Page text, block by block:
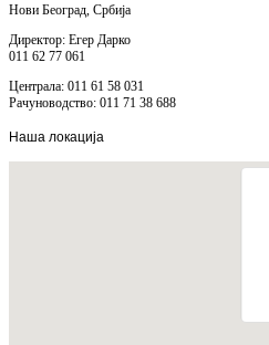
Нови Београд, Србија
Директор: Егер Дарко
011 62 77 061
Централа: 011 61 58 031
Рачуноводство: 011 71 38 688
Наша локација